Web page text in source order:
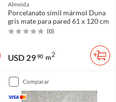
Almeida
Porcelanato símil mármol Duna
gris mate para pared 61 x 120 cm
(0)
USD 2990 m2
comparar